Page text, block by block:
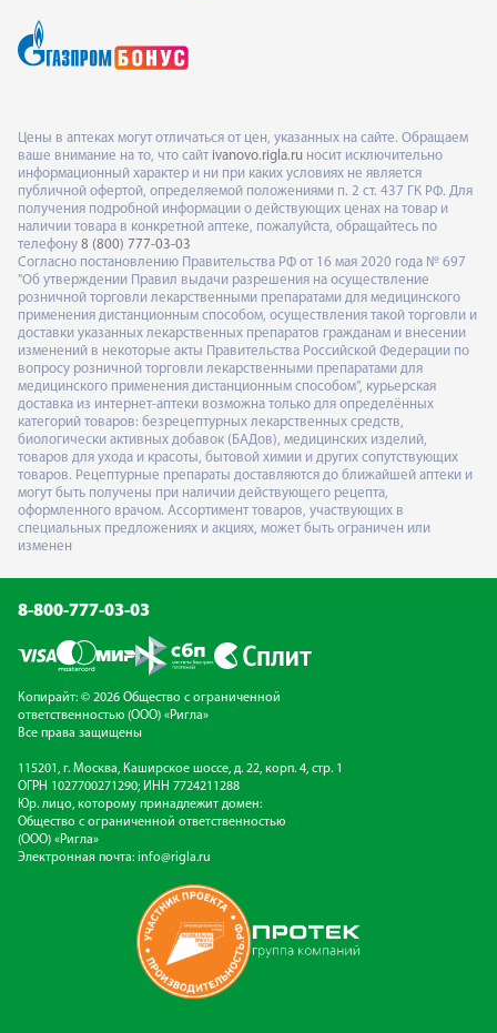
Цены в аптеках могут отличаться от цен, указанных на сайте. Обращаем
ваше внимание на то, что сайт ivanovo.rigla.ru носит исключительно
информационный характер и ни при каких условиях не является
публичной офертой, определяемой положениями п. 2 ст. 437 ГК РФ. Для
получения подробной информации о действующих ценах на товар и
наличии товара в конкретной аптеке, пожалуйста, обращайтесь по
телефону 8 (800) 777-03-03
Согласно постановлению Правительства РФ от 16 мая 2020 года № 697
"Об утверждении Правил выдачи разрешения на осуществление
розничной торговли лекарственными препаратами для медицинского
применения дистанционным способом, осуществления такой торговли и
доставки указанных лекарственных препаратов гражданам и внесении
изменений в некоторые акты Правительства Российской Федерации по
вопросу розничной торговли лекарственными препаратами для
медицинского применения дистанционным способом", курьерская
доставка из интернет-аптеки возможна только для определённых
категорий товаров: безрецептурных лекарственных средств,
биологически активных добавок (БАДов), медицинских изделий,
товаров для ухода и красоты, бытовой химии и других сопутствующих
товаров. Рецептурные препараты доставляются до ближайшей аптеки и
могут быть получены при наличии действующего рецепта,
оформленного врачом. Ассортимент товаров, участвующих в
специальных предложениях и акциях, может быть ограничен или
изменен
8-800-777-03-03
Копирайт: © 2026 Общество с ограниченной
ответственностью (ООО) «Ригла»
Все права защищены
115201, г. Москва, Каширское шоссе, д. 22, корп. 4, стр. 1
ОГРН 1027700271290; ИНН 7724211288
Юр. лицо, которому принадлежит домен:
Общество с ограниченной ответственностью
(ООО) «Ригла»
Электронная почта: info@rigla.ru